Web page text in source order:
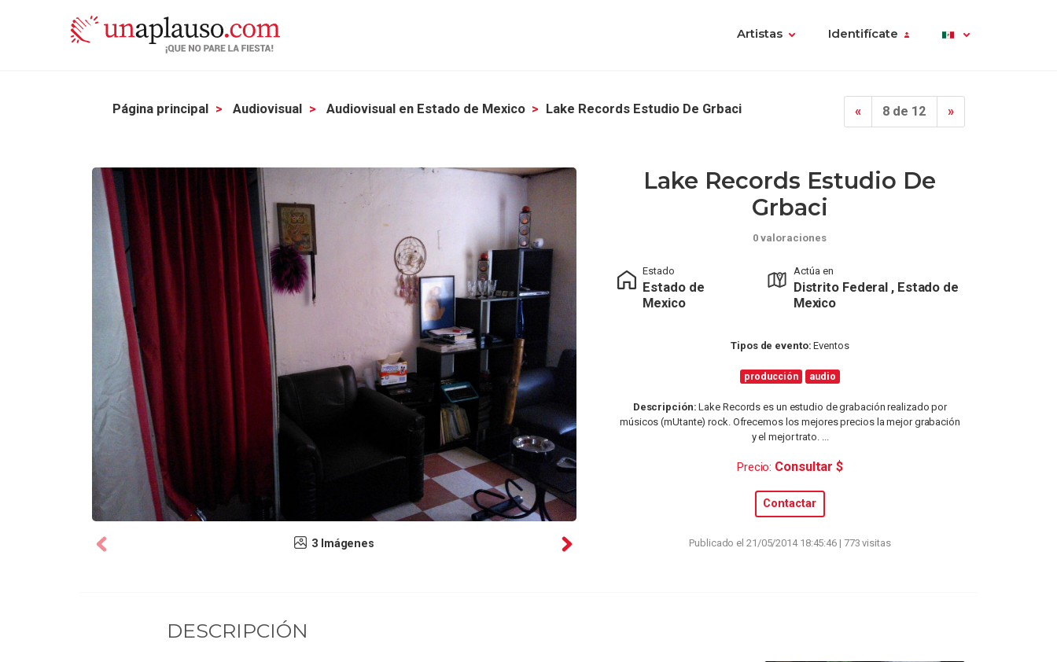
Artistas Identifícate
Página principal Audiovisual Audiovisual en Estado de Mexico Lake Records Estudio De Grbaci « 8 de 12 »
3 Imágenes
Lake Records Estudio De
Grbaci
0 valoraciones
Estado
Estado de
Mexico
Actúa en
Distrito Federal , Estado de
Mexico
Tipos de evento: Eventos
producción audio
Descripción: Lake Records es un estudio de grabación realizado por
músicos (mUtante) rock. Ofrecemos los mejores precios la mejor grabación
y el mejor trato. ...
Precio: Consultar $
Contactar
Publicado el 21/05/2014 18:45:46 | 773 visitas
DESCRIPCIÓN